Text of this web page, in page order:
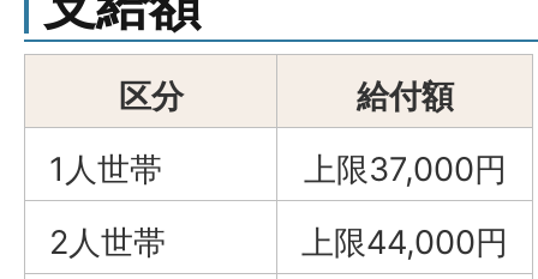
区分
給付額
1人世帯
上限37,000円
2人世帯
上限44,000円